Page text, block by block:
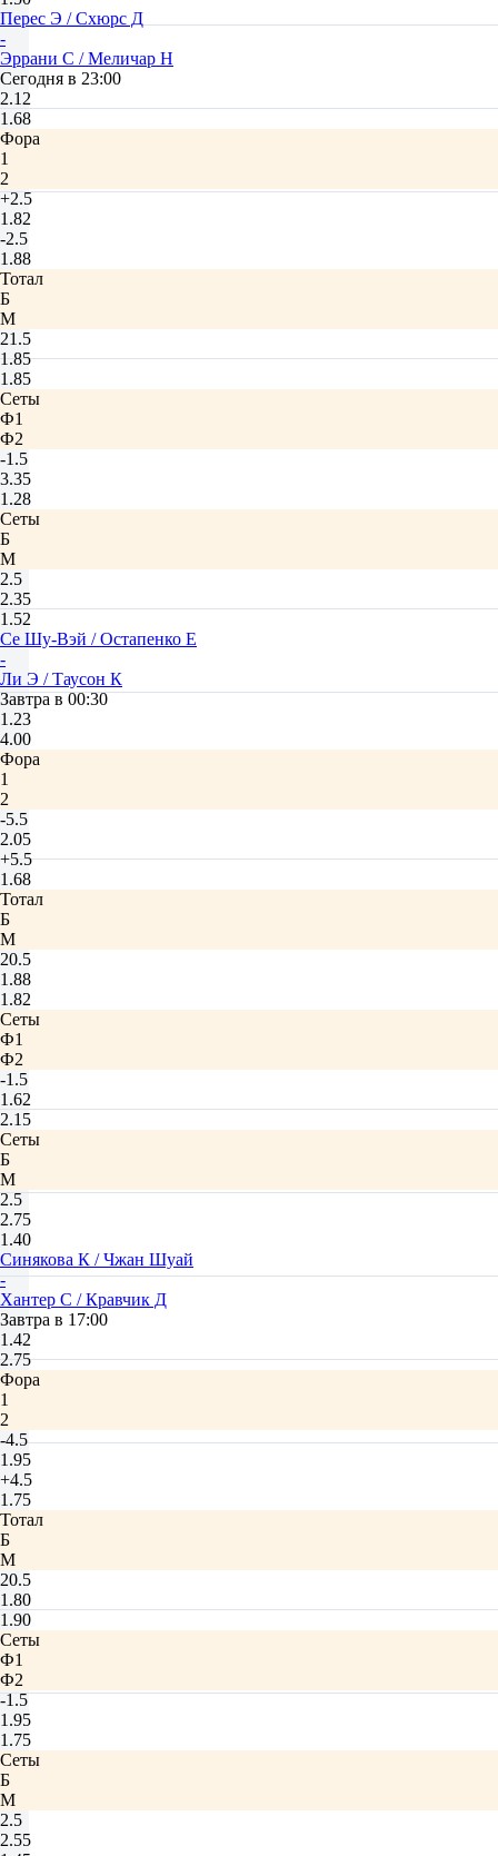
Перес Э / Схюрс Д
-
Эррани С / Меличар Н
Сегодня в 23:00
2.12
1.68
Фора
1
2
+2.5
1.82
-2.5
1.88
Тотал
Б
М
21.5
1.85
1.85
Сеты
Ф1
Ф2
-1.5
3.35
1.28
Сеты
Б
М
2.5
2.35
1.52
Се Шу-Вэй / Остапенко Е
-
Ли Э / Таусон К
Завтра в 00:30
1.23
4.00
Фора
1
2
-5.5
2.05
+5.5
1.68
Тотал
Б
М
20.5
1.88
1.82
Сеты
Ф1
Ф2
-1.5
1.62
2.15
Сеты
Б
М
2.5
2.75
1.40
Синякова К / Чжан Шуай
-
Хантер С / Кравчик Д
Завтра в 17:00
1.42
2.75
Фора
1
2
-4.5
1.95
+4.5
1.75
Тотал
Б
М
20.5
1.80
1.90
Сеты
Ф1
Ф2
-1.5
1.95
1.75
Сеты
Б
М
2.5
2.55